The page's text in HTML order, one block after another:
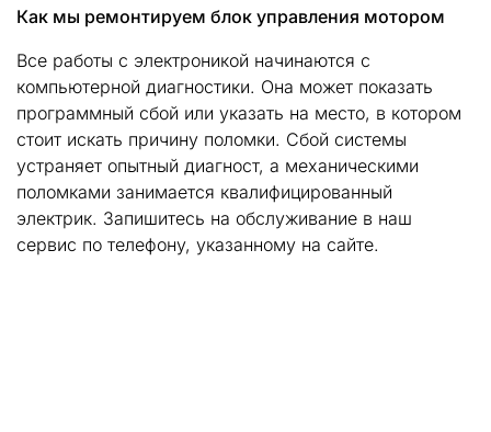
Как мы ремонтируем блок управления мотором
Все работы с электроникой начинаются с
компьютерной диагностики. Она может показать
программный сбой или указать на место, в котором
стоит искать причину поломки. Сбой системы
устраняет опытный диагност, а механическими
поломками занимается квалифицированный
электрик. Запишитесь на обслуживание в наш
сервис по телефону, указанному на сайте.